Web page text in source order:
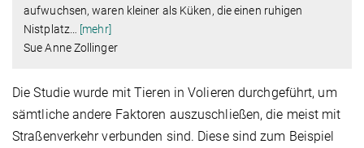
aufwuchsen, waren kleiner als Küken, die einen ruhigen
Nistplatz… [mehr]
Sue Anne Zollinger
Die Studie wurde mit Tieren in Volieren durchgeführt, um
sämtliche andere Faktoren auszuschließen, die meist mit
Straßenverkehr verbunden sind. Diese sind zum Beispiel